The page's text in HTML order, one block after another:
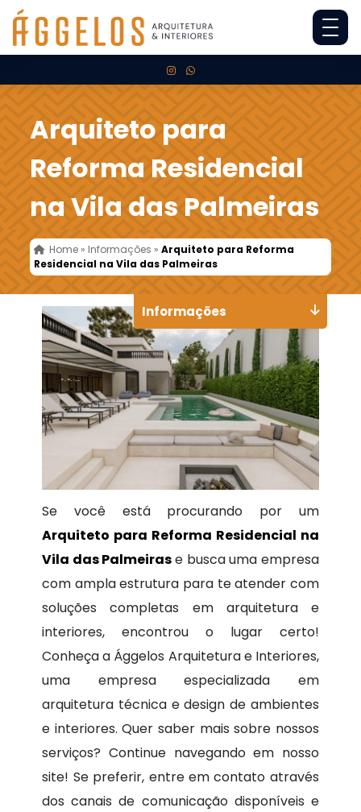
Arquiteto para
Reforma Residencial
na Vila das Palmeiras
Home » Informações »Arquiteto para Reforma
Residencial na Vila das Palmeiras
Se você está procurando por um
Arquiteto para Reforma Residencial na
Vila das Palmeirase busca uma empresa
com ampla estrutura para te atender com
soluções completas em arquitetura e
interiores, encontrou o lugar certo!
Conheça a Ággelos Arquitetura e Interiores,
uma empresa especializada em
arquitetura técnica e design de ambientes
e interiores. Quer saber mais sobre nossos
serviços? Continue navegando em nosso
site! Se preferir, entre em contato através
dos canais de comunicação disponíveis e
Informações